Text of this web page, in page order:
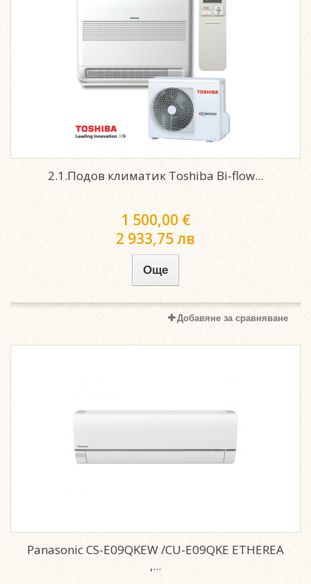
2.1.Подов климатик Toshiba Bi-flow...
1 500,00 €
2 933,75 лв
Още
Добавяне за сравняване
Panasonic CS-E09QKEW /CU-E09QKE ETHEREA
,...